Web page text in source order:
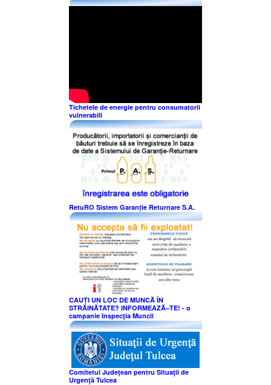
Tichetele de energie pentru consumatorii
vulnerabili
RetuRO Sistem Garanție Returnare S.A.
CAUȚI UN LOC DE MUNCĂ ÎN
STRĂINĂTATE? INFORMEAZĂ–TE! - o
campanie Inspecţia Muncii
Comitetul Judeţean pentru Situaţii de
Urgenţă Tulcea